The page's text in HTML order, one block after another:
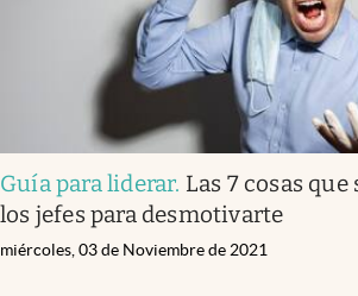
Guía para liderar. Las 7 cosas
los jefes para desmotivarte
miércoles, 03 de Noviembre de 2021